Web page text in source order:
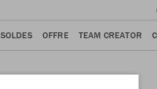
SOLDES OFFRE TEAM CREATOR